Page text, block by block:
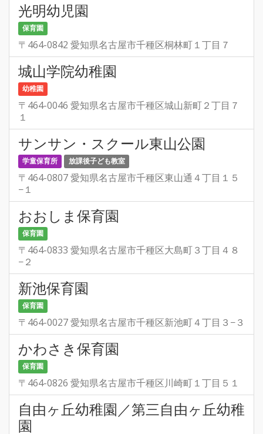
光明幼児園
保育園
〒464-0842 愛知県名古屋市千種区桐林町１丁目７
城山学院幼稚園
幼稚園
〒464-0046 愛知県名古屋市千種区城山新町２丁目７
１
サンサン・スクール東山公園
学童保育所 放課後子ども教室
〒464-0807 愛知県名古屋市千種区東山通４丁目１５
−１
おおしま保育園
保育園
〒464-0833 愛知県名古屋市千種区大島町３丁目４８
−２
新池保育園
保育園
〒464-0027 愛知県名古屋市千種区新池町４丁目３−３
かわさき保育園
保育園
〒464-0826 愛知県名古屋市千種区川崎町１丁目５１
自由ヶ丘幼稚園／第三自由ヶ丘幼稚
園